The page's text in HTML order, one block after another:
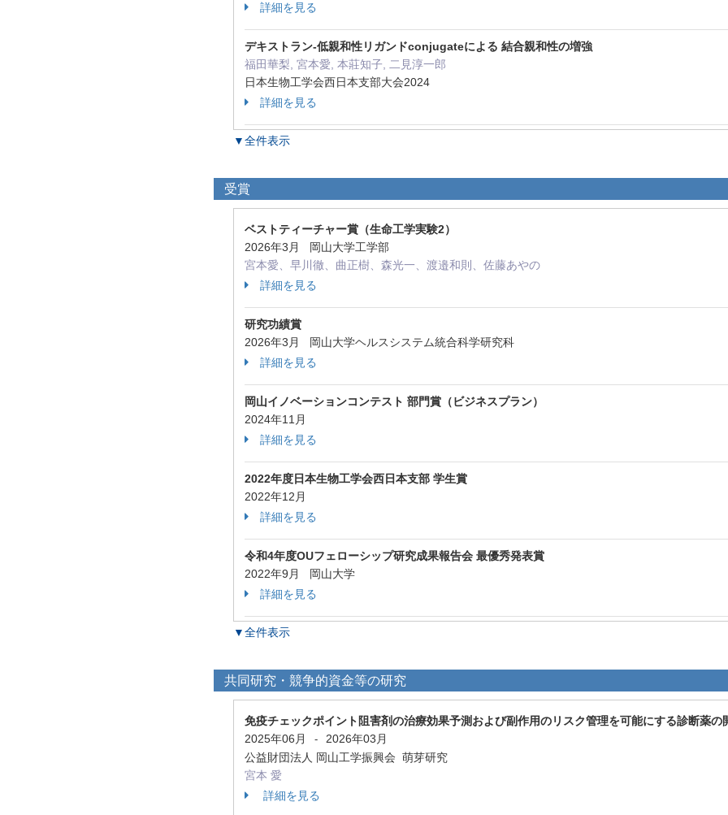
詳細を見る
デキストラン-低親和性リガンドconjugateによる 結合親和性の増強
福田華梨, 宮本愛, 本莊知子, 二見淳一郎
日本生物工学会西日本支部大会2024
詳細を見る
▼全件表示
受賞
ベストティーチャー賞（生命工学実験2）
2026年3月 岡山大学工学部
宮本愛、早川徹、曲正樹、森光一、渡邉和則、佐藤あやの
詳細を見る
研究功績賞
2026年3月 岡山大学ヘルスシステム統合科学研究科
詳細を見る
岡山イノベーションコンテスト 部門賞（ビジネスプラン）
2024年11月
詳細を見る
2022年度日本生物工学会西日本支部 学生賞
2022年12月
詳細を見る
令和4年度OUフェローシップ研究成果報告会 最優秀発表賞
2022年9月 岡山大学
詳細を見る
▼全件表示
共同研究・競争的資金等の研究
免疫チェックポイント阻害剤の治療効果予測および副作用のリスク管理を可能にする診断薬の
2025年06月
-
2026年03月
公益財団法人 岡山工学振興会 萌芽研究
宮本 愛
詳細を見る